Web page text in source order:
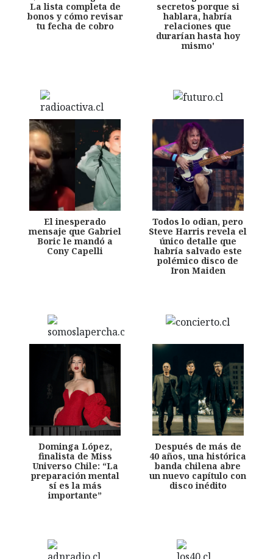
La lista completa de
bonos y cómo revisar
tu fecha de cobro
secretos porque si
hablara, habría
relaciones que
durarían hasta hoy
mismo'
El inesperado
mensaje que Gabriel
Boric le mandó a
Cony Capelli
Todos lo odian, pero
Steve Harris revela el
único detalle que
habría salvado este
polémico disco de
Iron Maiden
Dominga López,
finalista de Miss
Universo Chile: “La
preparación mental
sí es la más
importante”
Después de más de
40 años, una histórica
banda chilena abre
un nuevo capítulo con
disco inédito